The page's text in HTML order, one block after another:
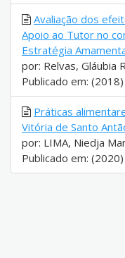
Avaliação dos
Apoio ao Tutor no
Estratégia
por: Relvas, Gláubia
Publicado em: (2018)
Práticas
Vitória de Santo
por: LIMA, Niedja
Publicado em: (2020)